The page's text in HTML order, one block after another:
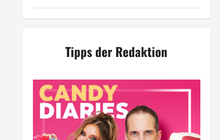
Tipps der Redaktion